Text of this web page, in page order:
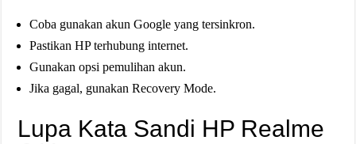
Coba gunakan akun Google yang tersinkron.
Pastikan HP terhubung internet.
Gunakan opsi pemulihan akun.
Jika gagal, gunakan Recovery Mode.
Lupa Kata Sandi HP Realme